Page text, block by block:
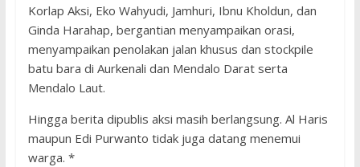
Korlap Aksi, Eko Wahyudi, Jamhuri, Ibnu Kholdun, dan
Ginda Harahap, bergantian menyampaikan orasi,
menyampaikan penolakan jalan khusus dan stockpile
batu bara di Aurkenali dan Mendalo Darat serta
Mendalo Laut.
Hingga berita dipublis aksi masih berlangsung. Al Haris
maupun Edi Purwanto tidak juga datang menemui
warga. *